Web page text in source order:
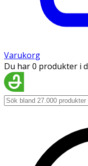
Varukorg
Du har 0 produkter i